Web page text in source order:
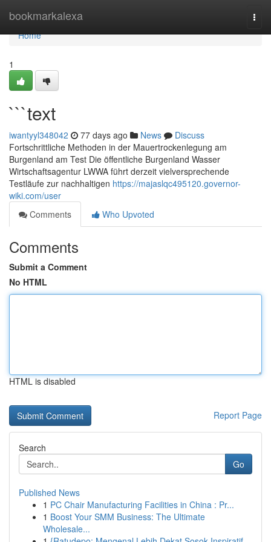
bookmarkalexa
Home
Home
1
```text
iwantyyl348042 77 days ago News
Discuss
Fortschrittliche Methoden in der Mauertrockenlegung am
Burgenland am Test Die öffentliche Burgenland Wasser
Wirtschaftsagentur LWWA führt derzeit vielversprechende
Testläufe zur nachhaltigen https://majaslqc495120.governor-
wiki.com/user
Comments
Who Upvoted
Comments
Submit a Comment
No HTML
HTML is disabled
Report Page
Search
Go
Published News
1 PC Chair Manufacturing Facilities in China : Pr...
1 Boost Your SMM Business: The Ultimate
Wholesale...